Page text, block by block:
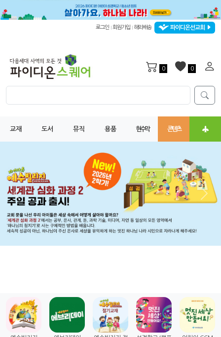
로그인 회원가입 해외배송 파이디온선교회
0 0
교재 도서 뮤직 용품 현수막 콘텐츠
Previous Next